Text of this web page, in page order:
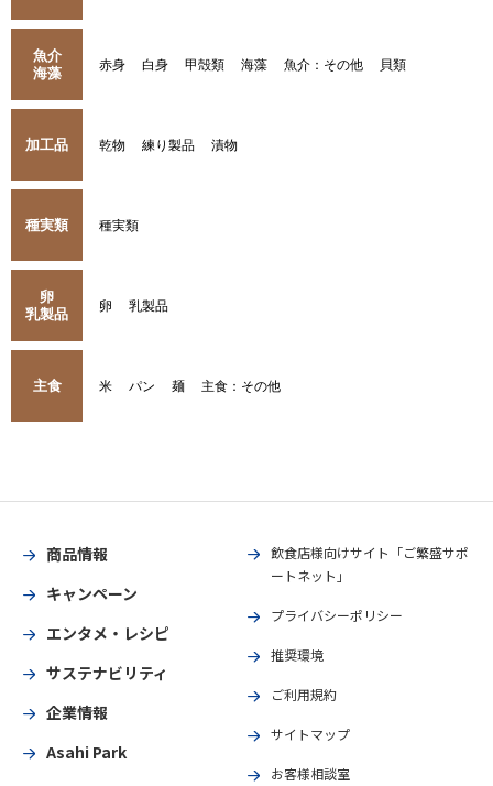
魚介
海藻
赤身 白身 甲殻類 海藻 魚介：その他 貝類
加工品 乾物 練り製品 漬物
種実類 種実類
卵
乳製品
卵 乳製品
主食 米 パン 麺 主食：その他
商品情報
キャンペーン
エンタメ・レシピ
サステナビリティ
企業情報
Asahi Park
飲食店様向けサイト「ご繁盛サポ
ートネット」
プライバシーポリシー
推奨環境
ご利用規約
サイトマップ
お客様相談室